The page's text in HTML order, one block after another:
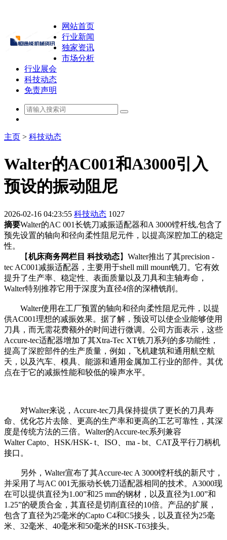
网站首页
行业新闻
独家资讯
市场分析
行业展会
科技动态
免责声明
主页 > 科技动态
Walter的AC001和A3000引入
预设的振动阻尼
2026-02-16 04:23:55 科技动态 1027
摘要Walter的AC 001长铣刀减振适配器和A 3000镗杆线,包含了
预先设置的轴向和径向柔性阻尼元件，以提高深腔加工的稳定
性。
【机床商务网栏目 科技动态】Walter推出了其precision -
tec AC001减振适配器，主要用于shell mill mount铣刀。它有效
提升了生产率、稳定性、表面质量以及刀具和主轴寿命，
Walter特别推荐它用于深度为直径4倍的深槽铣削。
Walter使用在工厂预置的轴向和径向柔性阻尼元件，以提
供AC001理想的减振效果。据了解，预设可以使企业能够使用
刀具，而无需花费额外的时间进行微调。公司方面表示，这些
Accure-tec适配器增加了其Xtra-Tec XT铣刀系列的多功能性，
提高了深腔部件的生产质量，例如，飞机建筑和通用航空航
天，以及汽车、模具、能源和通用金属加工行业的部件。其优
点在于它的减振性能和较低的噪声水平。
对Walter来说，Accure-tec刀具保持提供了更长的刀具寿
命、优化芯片去除、更高的生产率和更高的工艺可靠性，其深
度是传统方法的三倍。Walter的Accure-tec系列兼容
Walter Capto、HSK/HSK- t、ISO、ma - bt、CAT及平行刀柄机
接口。
另外，Walter宣布了其Accure-tec A 3000镗杆线的新尺寸，
并采用了与AC 001无振动长铣刀适配器相同的技术。A3000现
在可以提供直径为1.00”和25 mm的钢材，以及直径为1.00”和
1.25”的硬质合金，其直径是切削直径的10倍。产品的扩展，
包含了直径为25毫米的Capto C4和C5接头，以及直径为25毫
米、32毫米、40毫米和50毫米的HSK-T63接头。